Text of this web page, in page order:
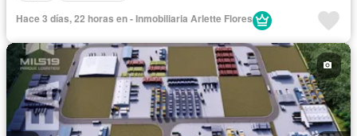
Hace 3 días, 22 horas en - Inmobiliaria Arlette Flores